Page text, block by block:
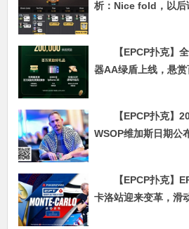
析：Nice fold，以后
【EPCP扑克】
器AA绿盾上线，悬赏
找安全漏洞，百万免
【EPCP扑克】
WSOP维加斯日期公
Bonomo戴围巾被威
【EPCP扑克】
卡洛站迎来变革，滑